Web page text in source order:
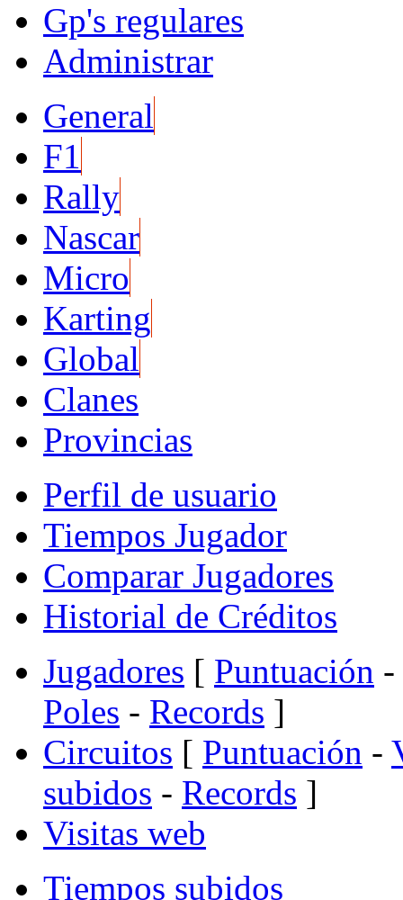
Gp's regulares
Administrar
General
F1
Rally
Nascar
Micro
Karting
Global
Clanes
Provincias
Perfil de usuario
Tiempos Jugador
Comparar Jugadores
Historial de Créditos
Jugadores [ Puntuación -
Poles - Records ]
Circuitos [ Puntuación -
subidos - Records ]
Visitas web
Tiempos subidos